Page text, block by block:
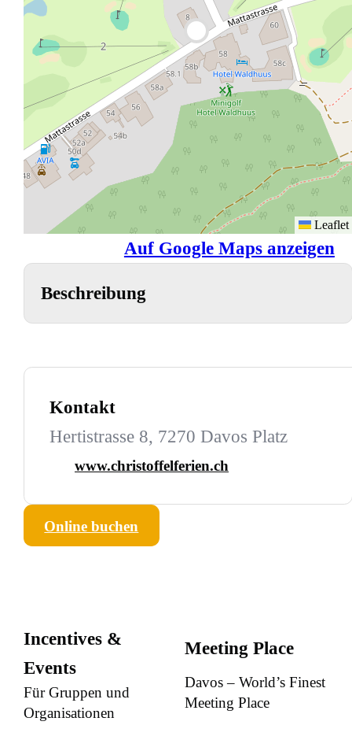
Leaflet
Auf Google Maps anzeigen
Beschreibung
Kontakt
Hertistrasse 8, 7270 Davos Platz
www.christoffelferien.ch
Online buchen
Incentives &
Events
Für Gruppen und
Organisationen
Meeting Place
Davos – World’s Finest
Meeting Place